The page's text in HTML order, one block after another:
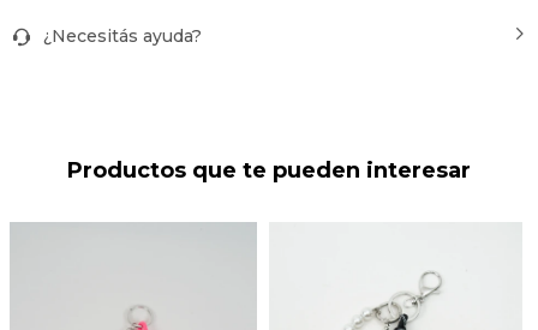
¿Necesitás ayuda?
Productos que te pueden interesar